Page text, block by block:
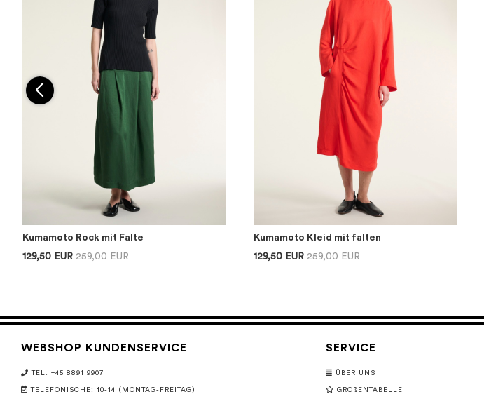
Kumamoto Rock mit Falte
129,50 EUR 259,00 EUR
Kumamoto Kleid mit falten
129,50 EUR 259,00 EUR
WEBSHOP KUNDENSERVICE
TEL: +45 8891 9907
TELEFONISCHE: 10-14 (MONTAG-FREITAG)
SERVICE
ÜBER UNS
GRÖßENTABELLE